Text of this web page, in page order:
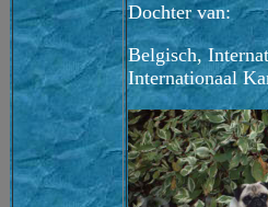
Dochter van:
Belgisch,
Internationaal